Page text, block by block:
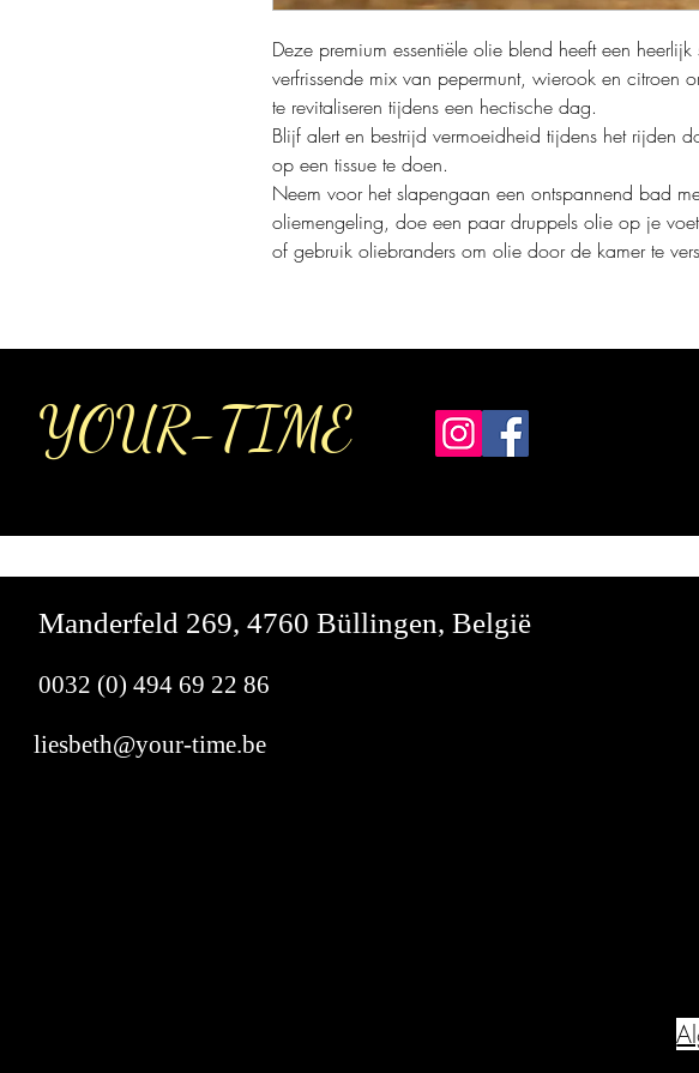
Deze premium essentiële olie blend heeft een heerlijk
verfrissende mix van pepermunt, wierook en citroen
te revitaliseren tijdens een hectische dag.
Blijf alert en bestrijd vermoeidheid tijdens het rijden
op een tissue te doen.
Neem voor het slapengaan een ontspannend bad
oliemengeling, doe een paar druppels olie op je
of gebruik oliebranders om olie door de kamer te
YOUR-TIME
Manderfeld 269, 4760 Büllingen, België
0032 (0) 494 69 22 86
liesbeth@your-time.be